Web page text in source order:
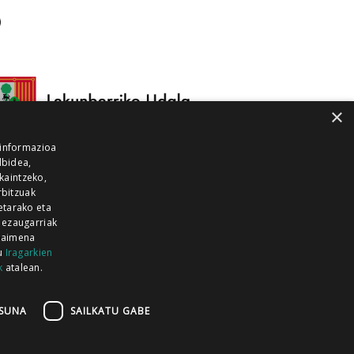
GUKA
GUKA ZUMAIA GUKA
×
eta
Iragarkien
atalean.
SAILKATU GABE